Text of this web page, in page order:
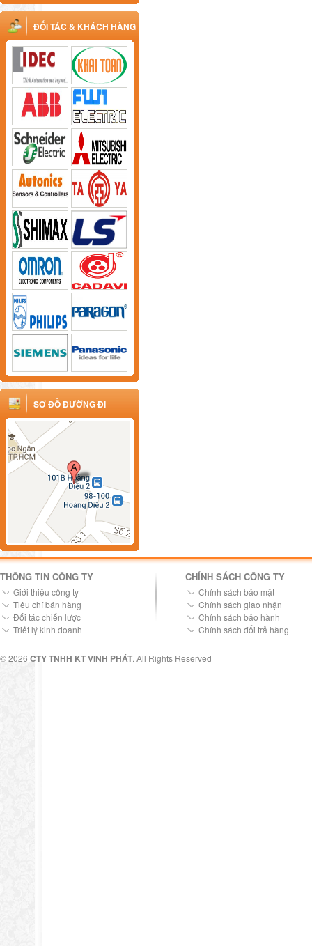
ĐỐI TÁC & KHÁCH HÀNG
SƠ ĐỒ ĐƯỜNG ĐI
THÔNG TIN CÔNG TY
Giới thiệu công ty
Tiêu chí bán hàng
Đối tác chiến lược
Triết lý kinh doanh
CHÍNH SÁCH CÔNG TY
Chính sách bảo mật
Chính sách giao nhận
Chính sách bảo hành
Chính sách đổi trả hàng
© 2026 CTY TNHH KT VINH PHÁT. All Rights Reserved